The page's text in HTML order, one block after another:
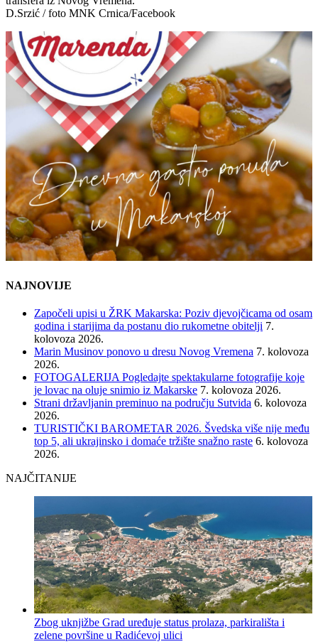
D.Srzić / foto MNK Crnica/Facebook
NAJNOVIJE
Započeli upisi u ŽRK Makarska: Poziv djevojčicama od osam
godina i starijima da postanu dio rukometne obitelji 7.
kolovoza 2026.
Marin Musinov ponovo u dresu Novog Vremena 7. kolovoza
2026.
FOTOGALERIJA Pogledajte spektakularne fotografije koje
je lovac na oluje snimio iz Makarske 7. kolovoza 2026.
Strani državljanin preminuo na području Sutvida 6. kolovoza
2026.
TURISTIČKI BAROMETAR 2026. Švedska više nije među
top 5, ali ukrajinsko i domaće tržište snažno raste 6. kolovoza
2026.
NAJČITANIJE
Zbog uknjižbe Grad uređuje status prolaza, parkirališta i
zelene površine u Radićevoj ulici